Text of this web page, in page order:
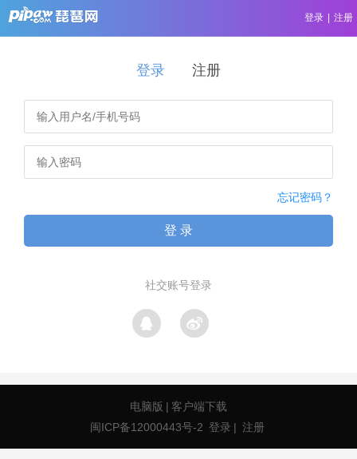
登录 注册
登录 注册
忘记密码？
登 录
社交账号登录
电脑版 | 客户端下载
闽ICP备12000443号-2 登录 | 注册